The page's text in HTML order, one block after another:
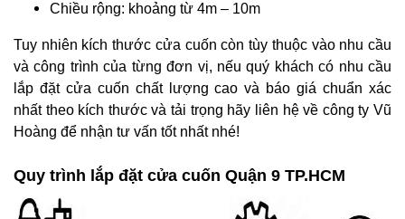
Chiều rộng: khoảng từ 4m – 10m
Tuy nhiên kích thước cửa cuốn còn tùy thuộc vào nhu cầu
và công trình của từng đơn vị, nếu quý khách có nhu cầu
lắp đặt cửa cuốn chất lượng cao và báo giá chuẩn xác
nhất theo kích thước và tải trọng hãy liên hệ về công ty Vũ
Hoàng để nhận tư vấn tốt nhất nhé!
Quy trình lắp đặt cửa cuốn Quận 9 TP.HCM